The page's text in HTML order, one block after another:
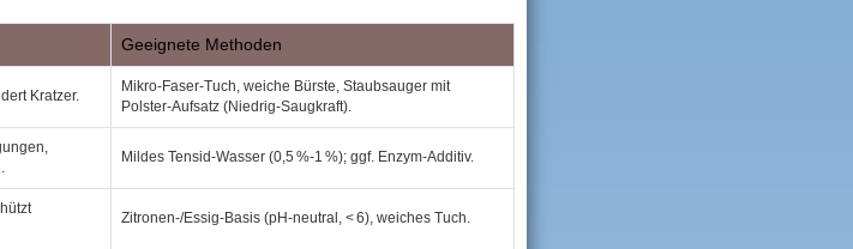
Geeignete Methoden
Kratzer.
Mikro‑Faser‑Tuch, weiche Bürste, Staubsauger mit
Polster‑Aufsatz (Niedrig‑Saugkraft).
Mildes Tensid‑Wasser (0,5 %‑1 %); ggf. Enzym‑Additiv.
Zitronen‑/Essig‑Basis (pH‑neutral, < 6), weiches Tuch.